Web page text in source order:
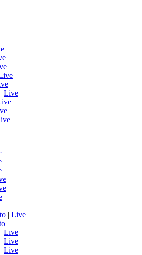
| Live
| Live
| Live
| Live
| Live